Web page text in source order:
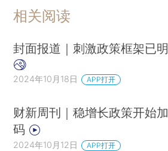
相关阅读
封面报道｜刺激政策框架已明
2024年10月18日 APP打开
财新周刊｜稳增长政策开始加
码
2024年10月12日 APP打开